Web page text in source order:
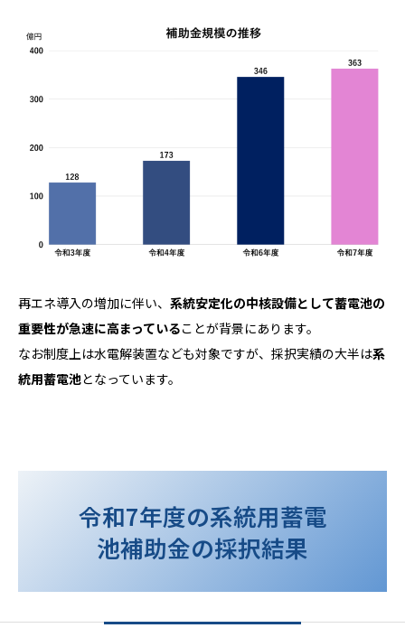
再エネ導入の増加に伴い、 系統安定化の中核設備として蓄電池の
重要性が急速に高まっていることが背景にあります。
なお制度上は水電解装置なども対象ですが、採択実績の大半は系
統用蓄電池となっています。
令和7年度の系統用蓄電
池補助金の採択結果